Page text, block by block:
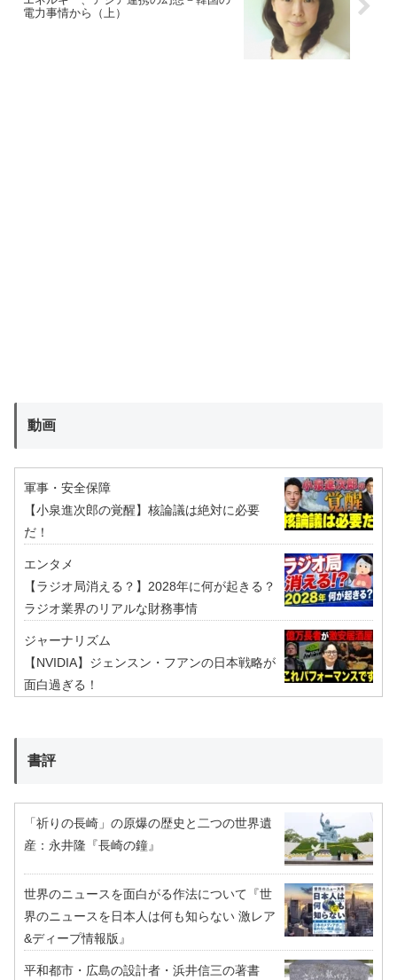
電力事情から（上）
動画
軍事・安全保障
【小泉進次郎の覚醒】核論議は絶対に必要
だ！
エンタメ
【ラジオ局消える？】2028年に何が起きる？
ラジオ業界のリアルな財務事情
ジャーナリズム
【NVIDIA】ジェンスン・フアンの日本戦略が
面白過ぎる！
書評
「祈りの長崎」の原爆の歴史と二つの世界遺
産：永井隆『長崎の鐘』
世界のニュースを面白がる作法について『世
界のニュースを日本人は何も知らない 激レア
&ディープ情報版』
平和都市・広島の設計者・浜井信三の著書